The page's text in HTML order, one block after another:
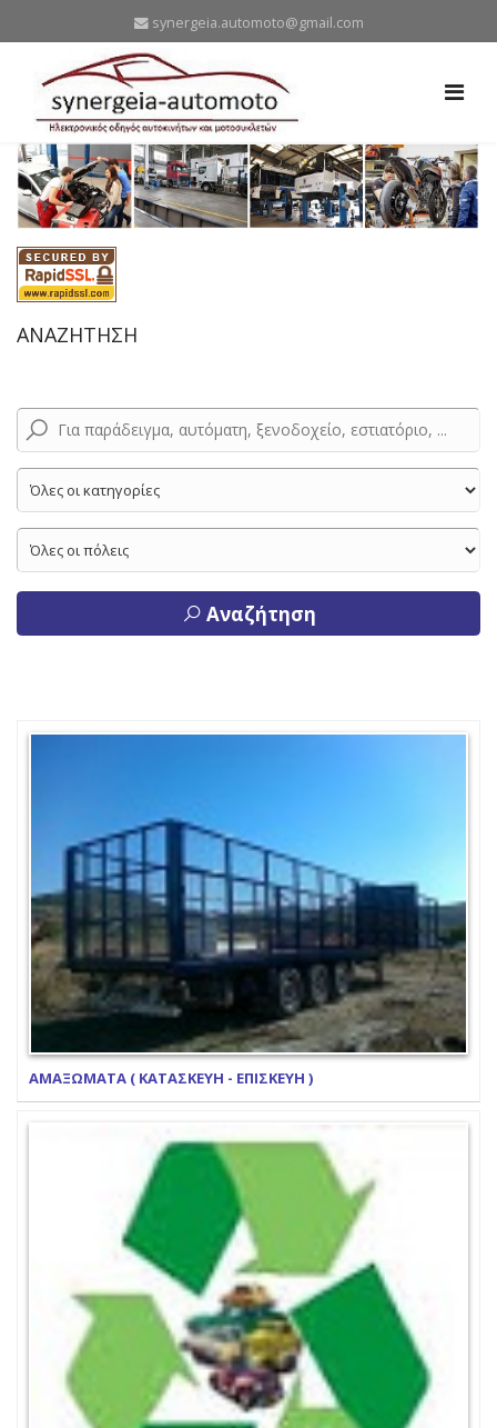
synergeia.automoto@gmail.com
ΑΝΑΖΗΤΗΣΗ
Αναζήτηση
ΑΜΑΞΩΜΑΤΑ ( ΚΑΤΑΣΚΕΥΗ - ΕΠΙΣΚΕΥΗ )